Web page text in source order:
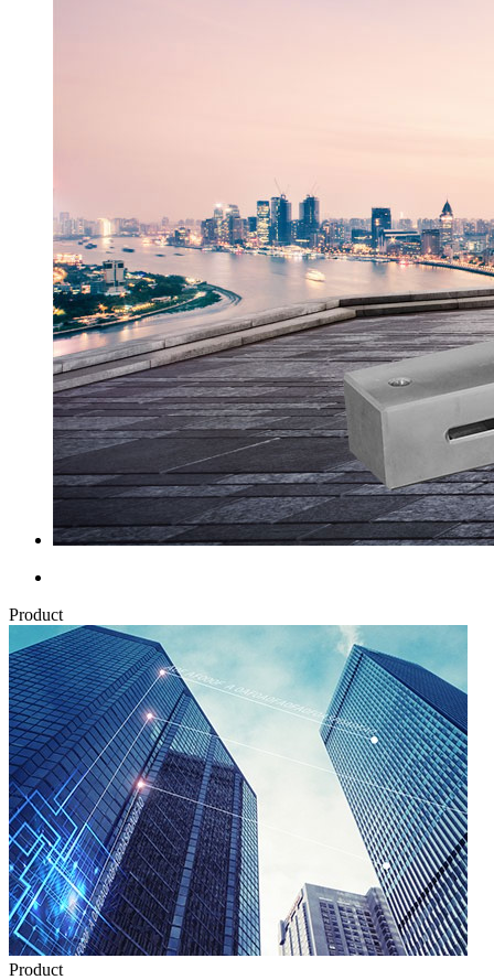
Product
Product